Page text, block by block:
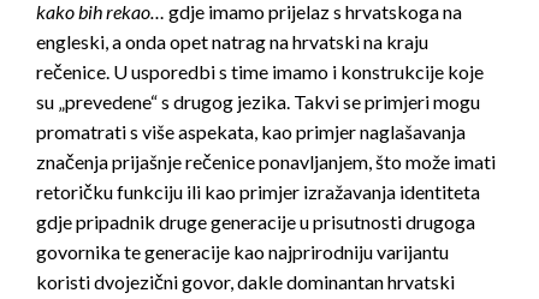
kako bih rekao… gdje imamo prijelaz s hrvatskoga na
engleski, a onda opet natrag na hrvatski na kraju
rečenice. U usporedbi s time imamo i konstrukcije koje
su „prevedene“ s drugog jezika. Takvi se primjeri mogu
promatrati s više aspekata, kao primjer naglašavanja
značenja prijašnje rečenice ponavljanjem, što može imati
retoričku funkciju ili kao primjer izražavanja identiteta
gdje pripadnik druge generacije u prisutnosti drugoga
govornika te generacije kao najprirodniju varijantu
koristi dvojezični govor, dakle dominantan hrvatski